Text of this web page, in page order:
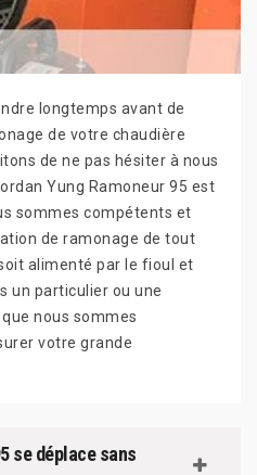
longtemps avant de
de votre chaudière
de ne pas hésiter à nous
Yung Ramoneur 95 est
sommes compétents et
de ramonage de tout
alimenté par le fioul et
un particulier ou une
nous sommes
votre grande
se déplace sans